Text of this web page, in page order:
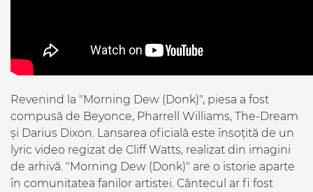
Revenind la "Morning Dew (Donk)", piesa a fost
compusă de Beyonce, Pharrell Williams, The-Dream
și Darius Dixon. Lansarea oficială este însoțită de un
lyric video regizat de Cliff Watts, realizat din imagini
de arhivă. "Morning Dew (Donk)" are o istorie aparte
în comunitatea fanilor artistei. Cântecul ar fi fost